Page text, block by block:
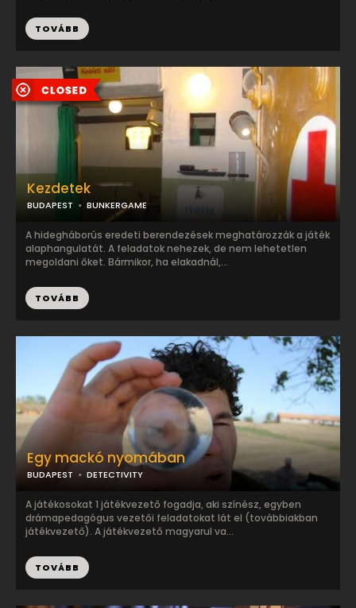
TOVÁBB
Egy mackó nyomában
BUDAPEST DETECTIVITY
A játékosokat 1 játékvezető fogadja, aki színész, egyben
drámapedagógus vezetői feladatokat lát el (továbbiakban
játékvezető). A játékvezető magyarul va...
TOVÁBB
Kezdetek
BUDAPEST BUNKERGAME
A hidegháborús eredeti berendezések meghatározzák a játék
alaphangulatát. A feladatok nehezek, de nem lehetetlen
megoldani őket. Bármikor, ha elakadnál,...
TOVÁBB